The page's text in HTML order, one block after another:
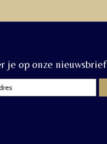
je op onze nieuwsbrief